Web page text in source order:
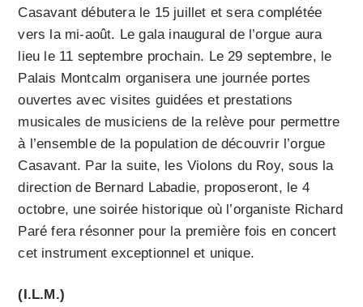
Casavant débutera le 15 juillet et sera complétée
vers la mi-août. Le gala inaugural de l’orgue aura
lieu le 11 septembre prochain. Le 29 septembre, le
Palais Montcalm organisera une journée portes
ouvertes avec visites guidées et prestations
musicales de musiciens de la relève pour permettre
à l’ensemble de la population de découvrir l’orgue
Casavant. Par la suite, les Violons du Roy, sous la
direction de Bernard Labadie, proposeront, le 4
octobre, une soirée historique où l’organiste Richard
Paré fera résonner pour la première fois en concert
cet instrument exceptionnel et unique.
(I.L.M.)